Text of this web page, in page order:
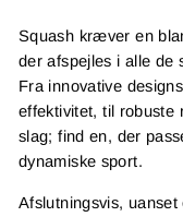
Squash kræver en
der afspejles i alle de
Fra innovative
effektivitet, til robuste
slag; find en, der
dynamiske sport.
Afslutningsvis,